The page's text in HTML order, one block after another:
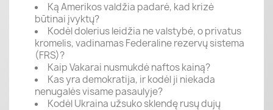
Ką Amerikos valdžia padarė, kad krizė
būtinai įvyktų?
Kodėl dolerius leidžia ne valstybė, o privatus
kromelis, vadinamas Federaline rezervų sistema
(FRS)?
Kaip Vakarai nusmukdė naftos kainą?
Kas yra demokratija, ir kodėl ji niekada
nenugalės visame pasaulyje?
Kodėl Ukraina užsuko sklendę rusų dujų